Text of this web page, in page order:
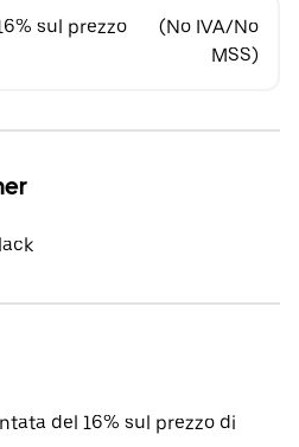
sul prezzo
(No IVA/No
MSS)
del 16% sul prezzo di